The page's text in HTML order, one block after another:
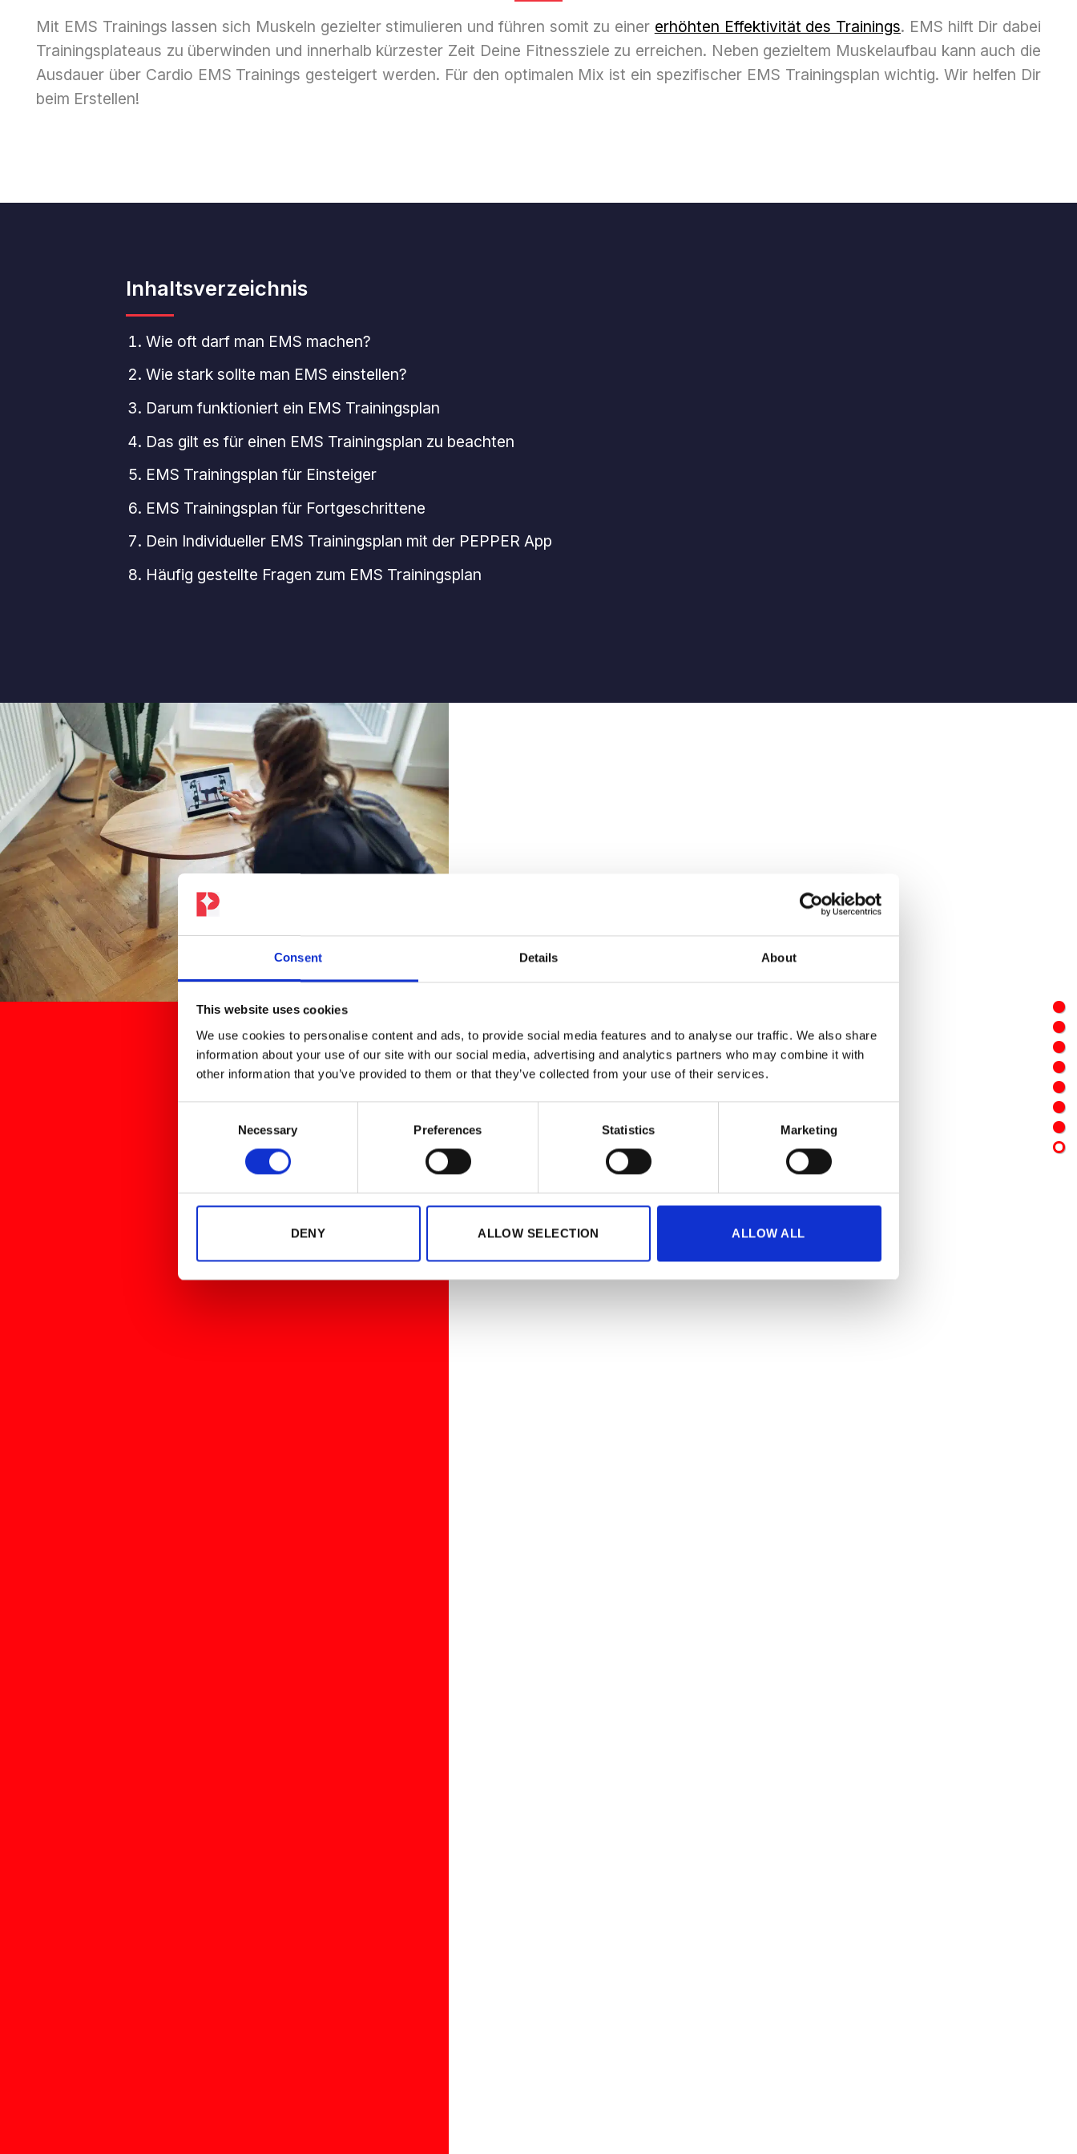
Consent Details About
This website uses cookies
We use cookies to personalise content and ads, to provide social media features and to analyse our traffic. We also share
information about your use of our site with our social media, advertising and analytics partners who may combine it with
other information that you’ve provided to them or that they’ve collected from your use of their services.
Necessary Preferences Statistics Marketing
DENY ALLOW SELECTION ALLOW ALL
Mit EMS Trainings lassen sich Muskeln gezielter stimulieren und führen somit zu einer erhöhten Effektivität des Trainings. EMS hilft Dir dabei
Trainingsplateaus zu überwinden und innerhalb kürzester Zeit Deine Fitnessziele zu erreichen. Neben gezieltem Muskelaufbau kann auch die
Ausdauer über Cardio EMS Trainings gesteigert werden. Für den optimalen Mix ist ein spezifischer EMS Trainingsplan wichtig. Wir helfen Dir
beim Erstellen!
Inhaltsverzeichnis
Wie oft darf man EMS machen?
Wie stark sollte man EMS einstellen?
Darum funktioniert ein EMS Trainingsplan
Das gilt es für einen EMS Trainingsplan zu beachten
EMS Trainingsplan für Einsteiger
EMS Trainingsplan für Fortgeschrittene
Dein Individueller EMS Trainingsplan mit der PEPPER App
Häufig gestellte Fragen zum EMS Trainingsplan